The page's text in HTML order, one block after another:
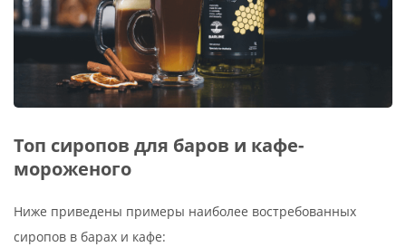
Топ сиропов для баров и кафе-
мороженого
Ниже приведены примеры наиболее востребованных
сиропов в барах и кафе: